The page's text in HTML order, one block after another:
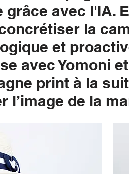
avec l'IA.
la
et
avec Yomoni
print à la
l’image de la